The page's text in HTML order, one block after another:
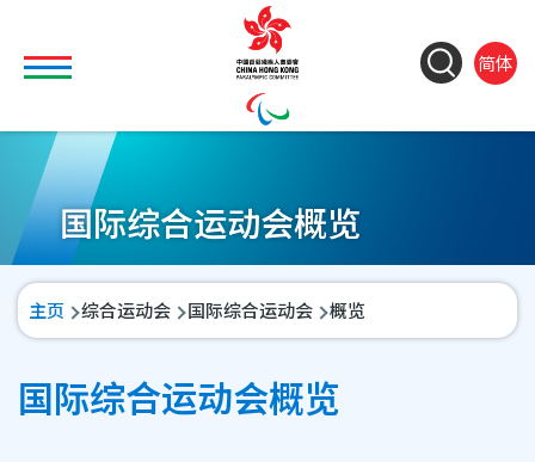
&
Font
简体
Toggle main menu visibility
国际综合运动会概览
导
航
连
结
主页 综合运动会 国际综合运动会 概览
国际综合运动会概览